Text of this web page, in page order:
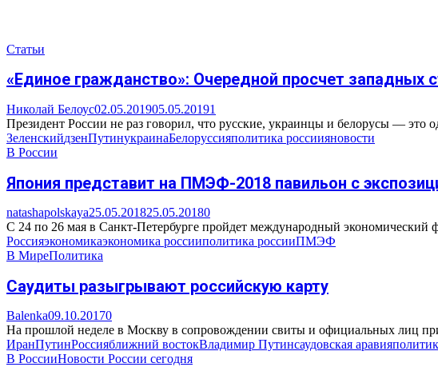
Статьи
«Единое гражданство»: Очередной просчет западных
Николай Белоус02.05.201905.05.20191
Президент России не раз говорил, что русские, украинцы и белорусы —
ЗеленскийдзенПутинукраинаБелоруссияполитика россиияновости
В России
Япония представит на ПМЭФ-2018 павильон с
natashapolskaya25.05.201825.05.20180
С 24 по 26 мая в Санкт-Петербурге пройдет международный экономический
Россияэкономикаэкономика россииполитика россииПМЭФ
В МиреПолитика
Саудиты разыгрывают российскую карту
Balenka09.10.20170
На прошлой неделе в Москву в сопровождении свиты и официальных лиц
ИранПутинРоссияближний востокВладимир Путинсаудовская аравия
В РоссииНовости России сегодня